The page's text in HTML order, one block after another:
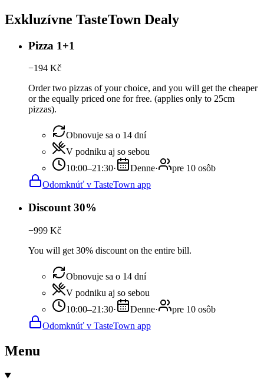
Exkluzívne TasteTown Dealy
Pizza 1+1
−194 Kč
Order two pizzas of your choice, and you will get the cheaper
or the equally priced one for free. (applies only to 25cm
pizzas).
Obnovuje sa o 14 dní
V podniku aj so sebou
10:00–21:30· Denne·
pre 10 osôb
Odomknúť v TasteTown app
Discount 30%
−999 Kč
You will get 30% discount on the entire bill.
Obnovuje sa o 14 dní
V podniku aj so sebou
10:00–21:30· Denne·
pre 10 osôb
Odomknúť v TasteTown app
Menu